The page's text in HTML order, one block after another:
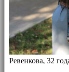
Ревенкова, 32